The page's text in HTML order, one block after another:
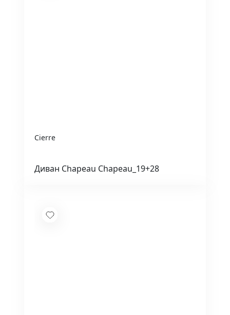
Cierre
Диван Chapeau Chapeau_19+28